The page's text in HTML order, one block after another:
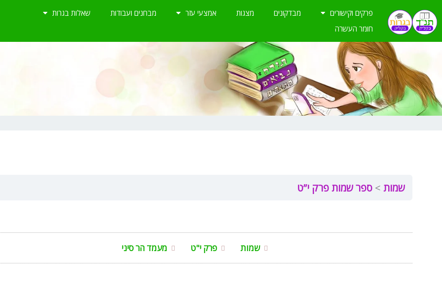
לתוכן
פרקים וקישורים מבדקונים מצגות אמצעי עזר מבחנים ועבודות
שאלות בגרות
חומר העשרה
שמות ספר שמות פרק י”ט
שמות פרק י"ט מעמד הר סיני